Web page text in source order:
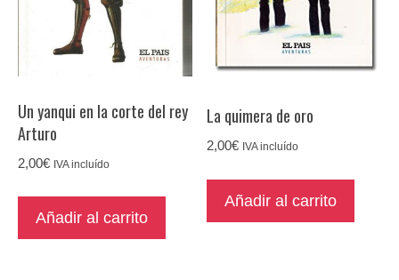
Un yanqui en la corte del rey
Arturo
2,00€ IVA incluído
Añadir al carrito
La quimera de oro
2,00€ IVA incluído
Añadir al carrito